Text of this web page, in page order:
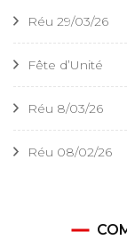
Réu 29/03/26
Fête d’Unité
Réu 8/03/26
Réu 08/02/26